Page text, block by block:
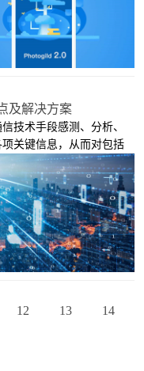
及解决方案
技术手段感测、分析、
关键信息，从而对包括
服务、工商业活动在内
实质是利用先进的信息
运行，进而为城市中的
市的和谐、可持续成
12 13 14